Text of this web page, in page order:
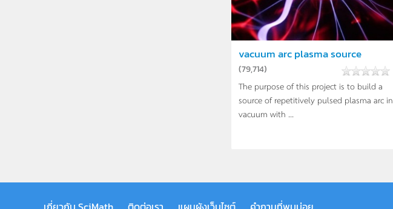
vacuum arc plasma source
(79,714)
The purpose of this project is to build a
source of repetitively pulsed plasma arc in
vacuum with ...